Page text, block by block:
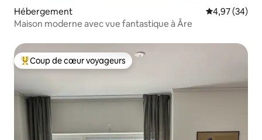
Hébergement Évaluation
4,97 (34)
Maison moderne avec vue fantastique à Åre
Coups de cœur voyageurs les plus appréciés
Coup de cœur voyageurs